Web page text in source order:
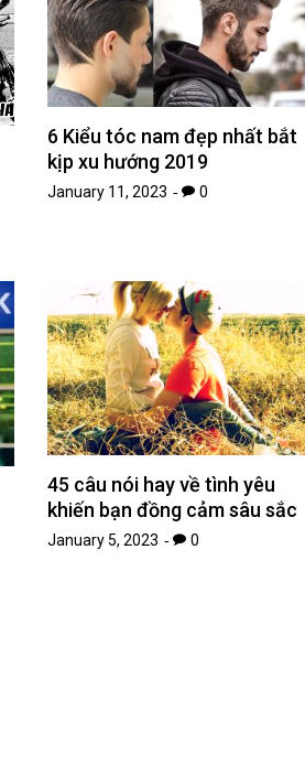
6 Kiểu tóc nam đẹp nhất bắt
kịp xu hướng 2019
January 11, 2023 0
45 câu nói hay về tình yêu
khiến bạn đồng cảm sâu sắc
January 5, 2023 0